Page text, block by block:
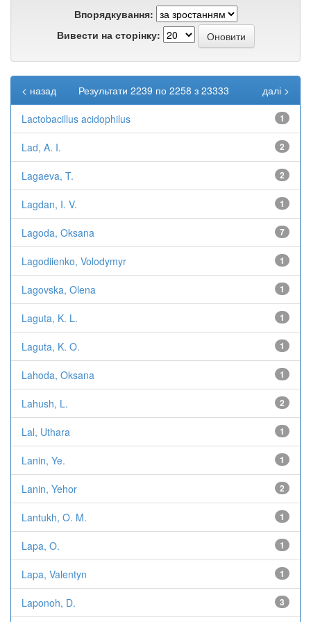
Впорядкування:
Вивести на сторінку:
Результати 2239 по 2258 з 23333
< назад далі >
Lactobacillus acidophilus 1
Lad, A. I. 2
Lagaeva, T. 2
Lagdan, I. V. 1
Lagoda, Oksana 7
Lagodiienko, Volodymyr 1
Lagovska, Olena 1
Laguta, K. L. 1
Laguta, K. O. 1
Lahoda, Oksana 1
Lahush, L. 2
Lal, Uthara 1
Lanin, Ye. 1
Lanin, Yehor 2
Lantukh, O. M. 1
Lapa, O. 1
Lapa, Valentyn 1
Laponoh, D. 3